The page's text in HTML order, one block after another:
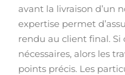
avant la livraison d’un
expertise permet
rendu au client final.
nécessaires, alors les
points précis. Les